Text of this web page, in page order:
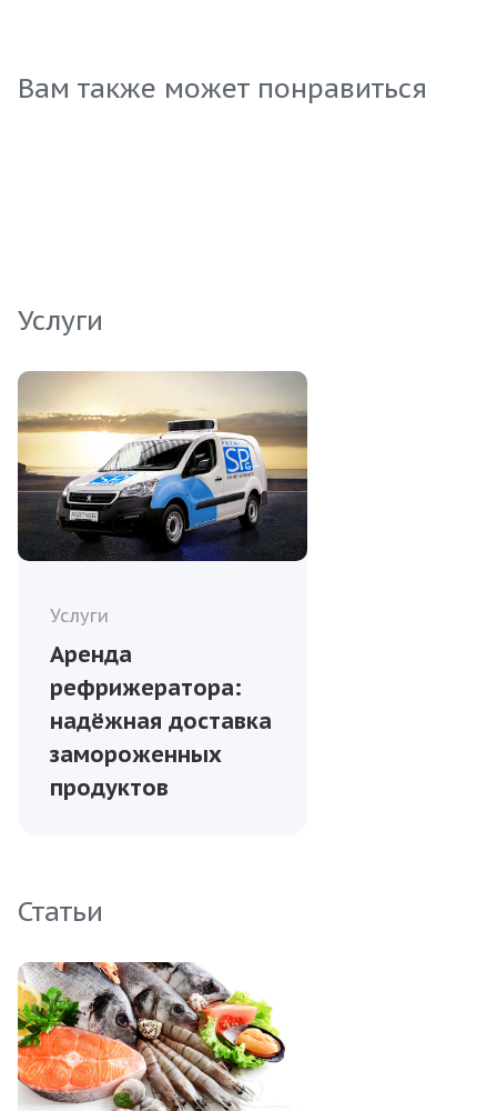
ароматы моря, что особенно важно для
ресторанов и предприятий общественного
Вам также может понравиться
Услуги
Услуги
Аренда
рефрижератора:
надёжная доставка
замороженных
продуктов
Статьи